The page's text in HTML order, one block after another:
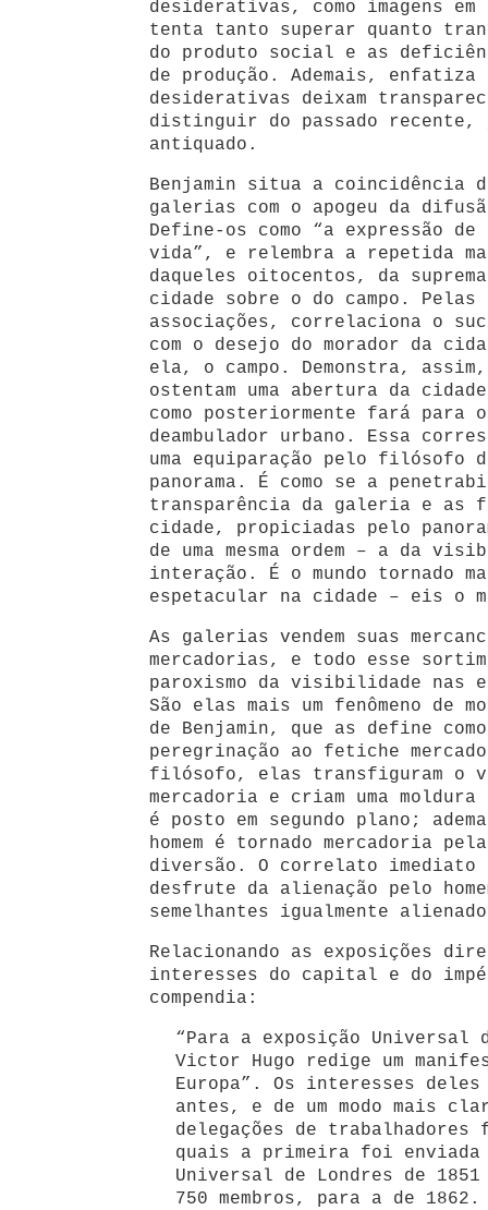
desiderativas, como imagens
tenta tanto superar quanto
do produto social e as
de produção. Ademais, enfatiza
desiderativas deixam
distinguir do passado recente,
antiquado.
Benjamin situa a coincidência
galerias com o apogeu da
Define-os como “a expressão de
vida”, e relembra a repetida
daqueles oitocentos, da
cidade sobre o do campo. Pelas
associações, correlaciona o
com o desejo do morador da
ela, o campo. Demonstra, assim,
ostentam uma abertura da
como posteriormente fará para
deambulador urbano. Essa
uma equiparação pelo filósofo
panorama. É como se a
transparência da galeria e as
cidade, propiciadas pelo
de uma mesma ordem – a da
interação. É o mundo tornado
espetacular na cidade – eis o
As galerias vendem suas
mercadorias, e todo esse
paroxismo da visibilidade nas
São elas mais um fenômeno de
de Benjamin, que as define
peregrinação ao fetiche
filósofo, elas transfiguram o
mercadoria e criam uma
é posto em segundo plano;
homem é tornado mercadoria
diversão. O correlato imediato
desfrute da alienação pelo
semelhantes igualmente
Relacionando as exposições
interesses do capital e do
compendia:
“Para a exposição Universal
Victor Hugo redige um
Europa”. Os interesses deles
antes, e de um modo mais
delegações de trabalhadores
quais a primeira foi enviada
Universal de Londres de 1851
750 membros, para a de